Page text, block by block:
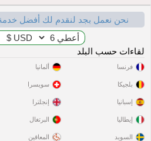
نحن نعمل بجد لنقدم لك أفضل
لقاءات حسب البلد
فرنسا
بلجيكا
إسبانيا
إيطاليا
السويد
ألمانيا
سويسرا
إنجلترا
البرتغال
المعاقين